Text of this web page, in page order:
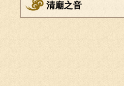
清廟之音